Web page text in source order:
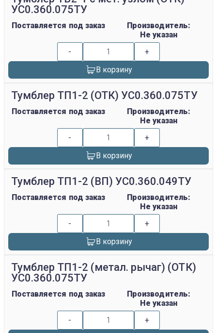
УС0.360.075ТУ
Поставляется под заказ
Производитель:
Не указан
-
+
В корзину
Тумблер ТП1-2 (ОТК) УС0.360.075ТУ
Поставляется под заказ
Производитель:
Не указан
-
+
В корзину
Тумблер ТП1-2 (ВП) УС0.360.049ТУ
Поставляется под заказ
Производитель:
Не указан
-
+
В корзину
Тумблер ТП1-2 (метал. рычаг) (ОТК)
УС0.360.075ТУ
Поставляется под заказ
Производитель:
Не указан
-
+